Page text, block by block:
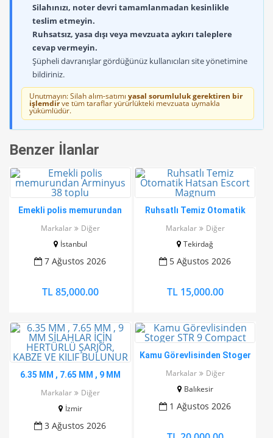
Silahınızı, noter devri tamamlanmadan kesinlikle
teslim etmeyin.
Ruhsatsız, yasa dışı veya mevzuata aykırı taleplere
cevap vermeyin.
Şüpheli davranışlar gördüğünüz kullanıcıları site yönetimine
bildiriniz.
Unutmayın: Silah alım-satımı yasal sorumluluk gerektiren bir
işlemdirve tüm taraflar yürürlükteki mevzuata uymakla
yükümlüdür.
Benzer İlanlar
Emekli polis memurundan
Markalar
Diğer
İstanbul
7 Ağustos 2026
TL 85,000.00
Ruhsatlı Temiz Otomatik
Markalar
Diğer
Tekirdağ
5 Ağustos 2026
TL 15,000.00
6.35 MM , 7.65 MM , 9 MM
ŞARJÖR, KABZE VE KILIF
BULUNUR
Markalar
Diğer
İzmir
3 Ağustos 2026
Kamu Görevlisinden Stoger
Markalar
Diğer
Balıkesir
1 Ağustos 2026